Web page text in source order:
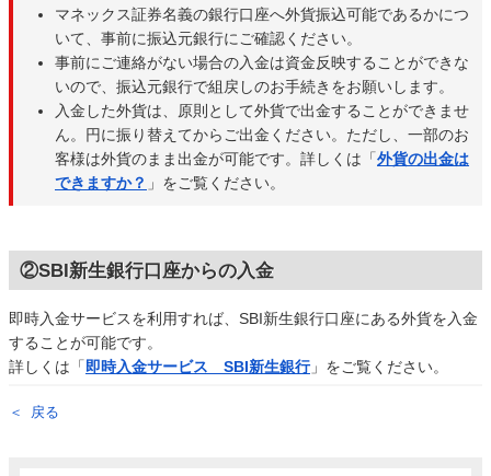
マネックス証券名義の銀行口座へ外貨振込可能であるかにつ
いて、事前に振込元銀行にご確認ください。
事前にご連絡がない場合の入金は資金反映することができな
いので、振込元銀行で組戻しのお手続きをお願いします。
入金した外貨は、原則として外貨で出金することができませ
ん。円に振り替えてからご出金ください。ただし、一部のお
客様は外貨のまま出金が可能です。詳しくは「外貨の出金は
できますか？ 」をご覧ください。
②SBI新生銀行口座からの入金
即時入金サービスを利用すれば、SBI新生銀行口座にある外貨を入金
することが可能です。
詳しくは「 即時入金サービス SBI新生銀行」をご覧ください。
戻る